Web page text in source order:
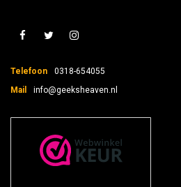
Telefoon
0318-654055
Mail
info@geeksheaven.nl